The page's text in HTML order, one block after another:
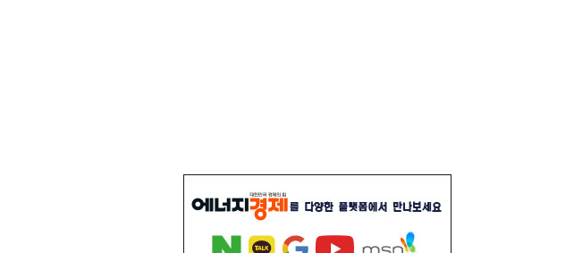
산 당원 투표 승리
하반기 은행권 기관영업 승부처 열렸다…인
천시금고 수성전에 ‘이목’